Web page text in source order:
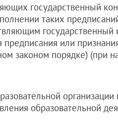
государственный
таких
государственный
или
законом порядке) (при
образовательной